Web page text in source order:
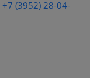
+7 (3952) 28-04-